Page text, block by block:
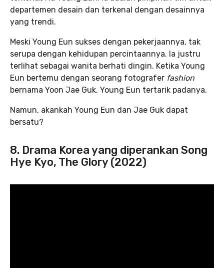
departemen desain dan terkenal dengan desainnya
yang trendi.
Meski Young Eun sukses dengan pekerjaannya, tak
serupa dengan kehidupan percintaannya. Ia justru
terlihat sebagai wanita berhati dingin. Ketika Young
Eun bertemu dengan seorang fotografer fashion
bernama Yoon Jae Guk, Young Eun tertarik padanya.
Namun, akankah Young Eun dan Jae Guk dapat
bersatu?
8. Drama Korea yang diperankan Song
Hye Kyo, The Glory (2022)